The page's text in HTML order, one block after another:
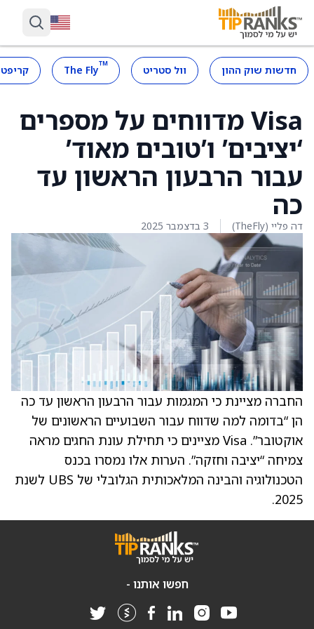
חדשות שוק ההון וול סטריט ™
The Fly
Visa מדווחים על מספרים
‘יציבים’ ו’טובים מאוד’
עבור הרבעון הראשון עד
כה
דה פליי (TheFly) 3 בדצמבר 2025
החברה מציינת כי המגמות עבור הרבעון הראשון עד כה
הן “בדומה למה שדווח עבור השבועיים הראשונים של
אוקטובר”. Visa מציינים כי תחילת עונת החגים מראה
צמיחה “יציבה וחזקה”. הערות אלו נמסרו בכנס
הטכנולוגיה והבינה המלאכותית הגלובלי של UBS לשנת
2025.
חפשו אותנו -